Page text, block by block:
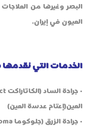
البصر وغيرها من
العيون في إيران.
الخدمات التي
العين(إعتام عدسة العين)
• جراحة الزرق (جلوكوما Glaucoma، الماء الأسود)